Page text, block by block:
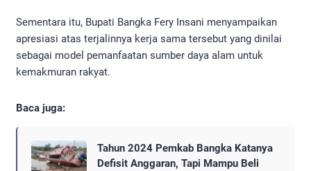
Sementara itu, Bupati Bangka Fery Insani menyampaikan
apresiasi atas terjalinnya kerja sama tersebut yang dinilai
sebagai model pemanfaatan sumber daya alam untuk
kemakmuran rakyat.
Baca juga:
Tahun 2024 Pemkab Bangka Katanya
Defisit Anggaran, Tapi Mampu Beli